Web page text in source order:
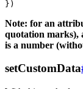
Note: for an
quotation
is a number
setCustomData